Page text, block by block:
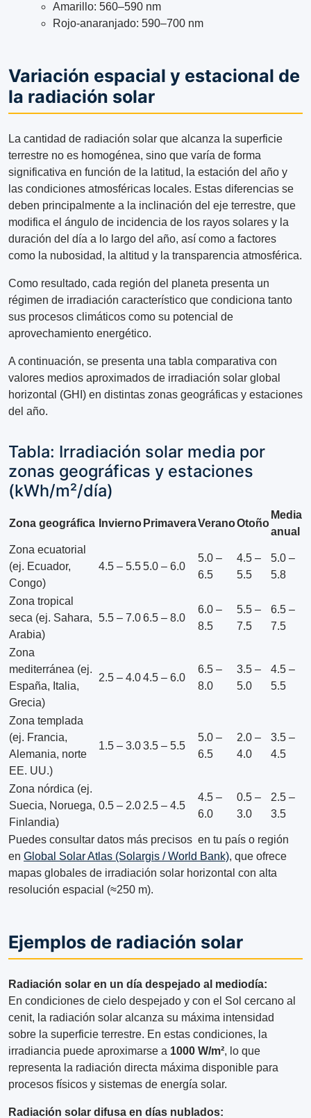
Amarillo: 560–590 nm
Rojo-anaranjado: 590–700 nm
Variación espacial y estacional de
la radiación solar
La cantidad de radiación solar que alcanza la superficie
terrestre no es homogénea, sino que varía de forma
significativa en función de la latitud, la estación del año y
las condiciones atmosféricas locales. Estas diferencias se
deben principalmente a la inclinación del eje terrestre, que
modifica el ángulo de incidencia de los rayos solares y la
duración del día a lo largo del año, así como a factores
como la nubosidad, la altitud y la transparencia atmosférica.
Como resultado, cada región del planeta presenta un
régimen de irradiación característico que condiciona tanto
sus procesos climáticos como su potencial de
aprovechamiento energético.
A continuación, se presenta una tabla comparativa con
valores medios aproximados de irradiación solar global
horizontal (GHI) en distintas zonas geográficas y estaciones
del año.
Tabla: Irradiación solar media por
zonas geográficas y estaciones
(kWh/m²/día)
Zona geográfica Invierno PrimaveraVeranoOtoño
Media
anual
Zona ecuatorial
(ej. Ecuador,
Congo)
4.5 – 5.55.0 – 6.0
5.0 –
6.5
4.5 –
5.5
5.0 –
5.8
Zona tropical
seca (ej. Sahara,
Arabia)
5.5 – 7.06.5 – 8.0
6.0 –
8.5
5.5 –
7.5
6.5 –
7.5
Zona
mediterránea (ej.
España, Italia,
Grecia)
2.5 – 4.04.5 – 6.0
6.5 –
8.0
3.5 –
5.0
4.5 –
5.5
Zona templada
(ej. Francia,
Alemania, norte
EE. UU.)
1.5 – 3.03.5 – 5.5
5.0 –
6.5
2.0 –
4.0
3.5 –
4.5
Zona nórdica (ej.
Suecia, Noruega,
Finlandia)
0.5 – 2.0 2.5 – 4.5
4.5 –
6.0
0.5 –
3.0
2.5 –
3.5
Puedes consultar datos más precisos en tu país o región
en Global Solar Atlas (Solargis / World Bank), que ofrece
mapas globales de irradiación solar horizontal con alta
resolución espacial (≈250 m).
Ejemplos de radiación solar
Radiación solar en un día despejado al mediodía:
En condiciones de cielo despejado y con el Sol cercano al
cenit, la radiación solar alcanza su máxima intensidad
sobre la superficie terrestre. En estas condiciones, la
irradiancia puede aproximarse a 1000 W/m², lo que
representa la radiación directa máxima disponible para
procesos físicos y sistemas de energía solar.
Radiación solar difusa en días nublados: